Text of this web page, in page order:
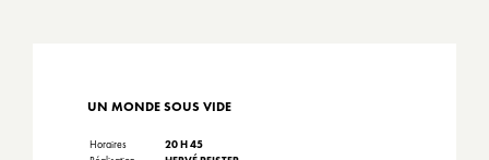
UN MONDE SOUS VIDE
Horaires
20 H 45